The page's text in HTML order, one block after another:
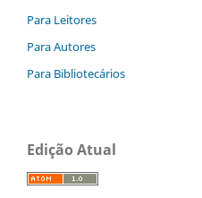
Para Leitores
Para Autores
Para Bibliotecários
Edição Atual